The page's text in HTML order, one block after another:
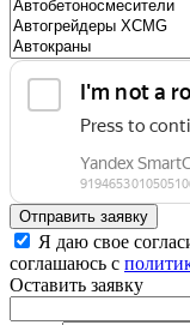
Отправить заявку
Я даю свое
соглашаюсь с
Оставить заявку